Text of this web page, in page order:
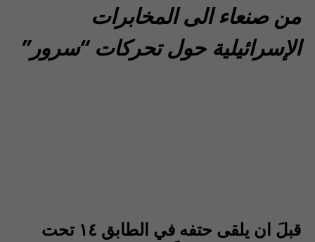
من صنعاء الى المخابرات
الإسرائيلية حول تحركات “سرور”
قبلَ ان يلقى حتفه في الطابق ١٤ تحت